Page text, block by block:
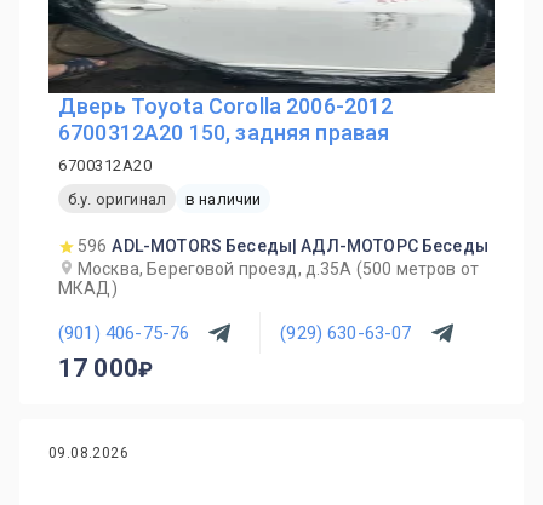
Дверь Toyota Corolla 2006-2012
6700312A20 150, задняя правая
6700312A20
б.у. оригинал
в наличии
596 ADL-MOTORS Беседы| АДЛ-МОТОРС Беседы
Москва, Береговой проезд, д.35А (500 метров от
МКАД)
(901) 406-75-76 (929) 630-63-07
17 000
09.08.2026